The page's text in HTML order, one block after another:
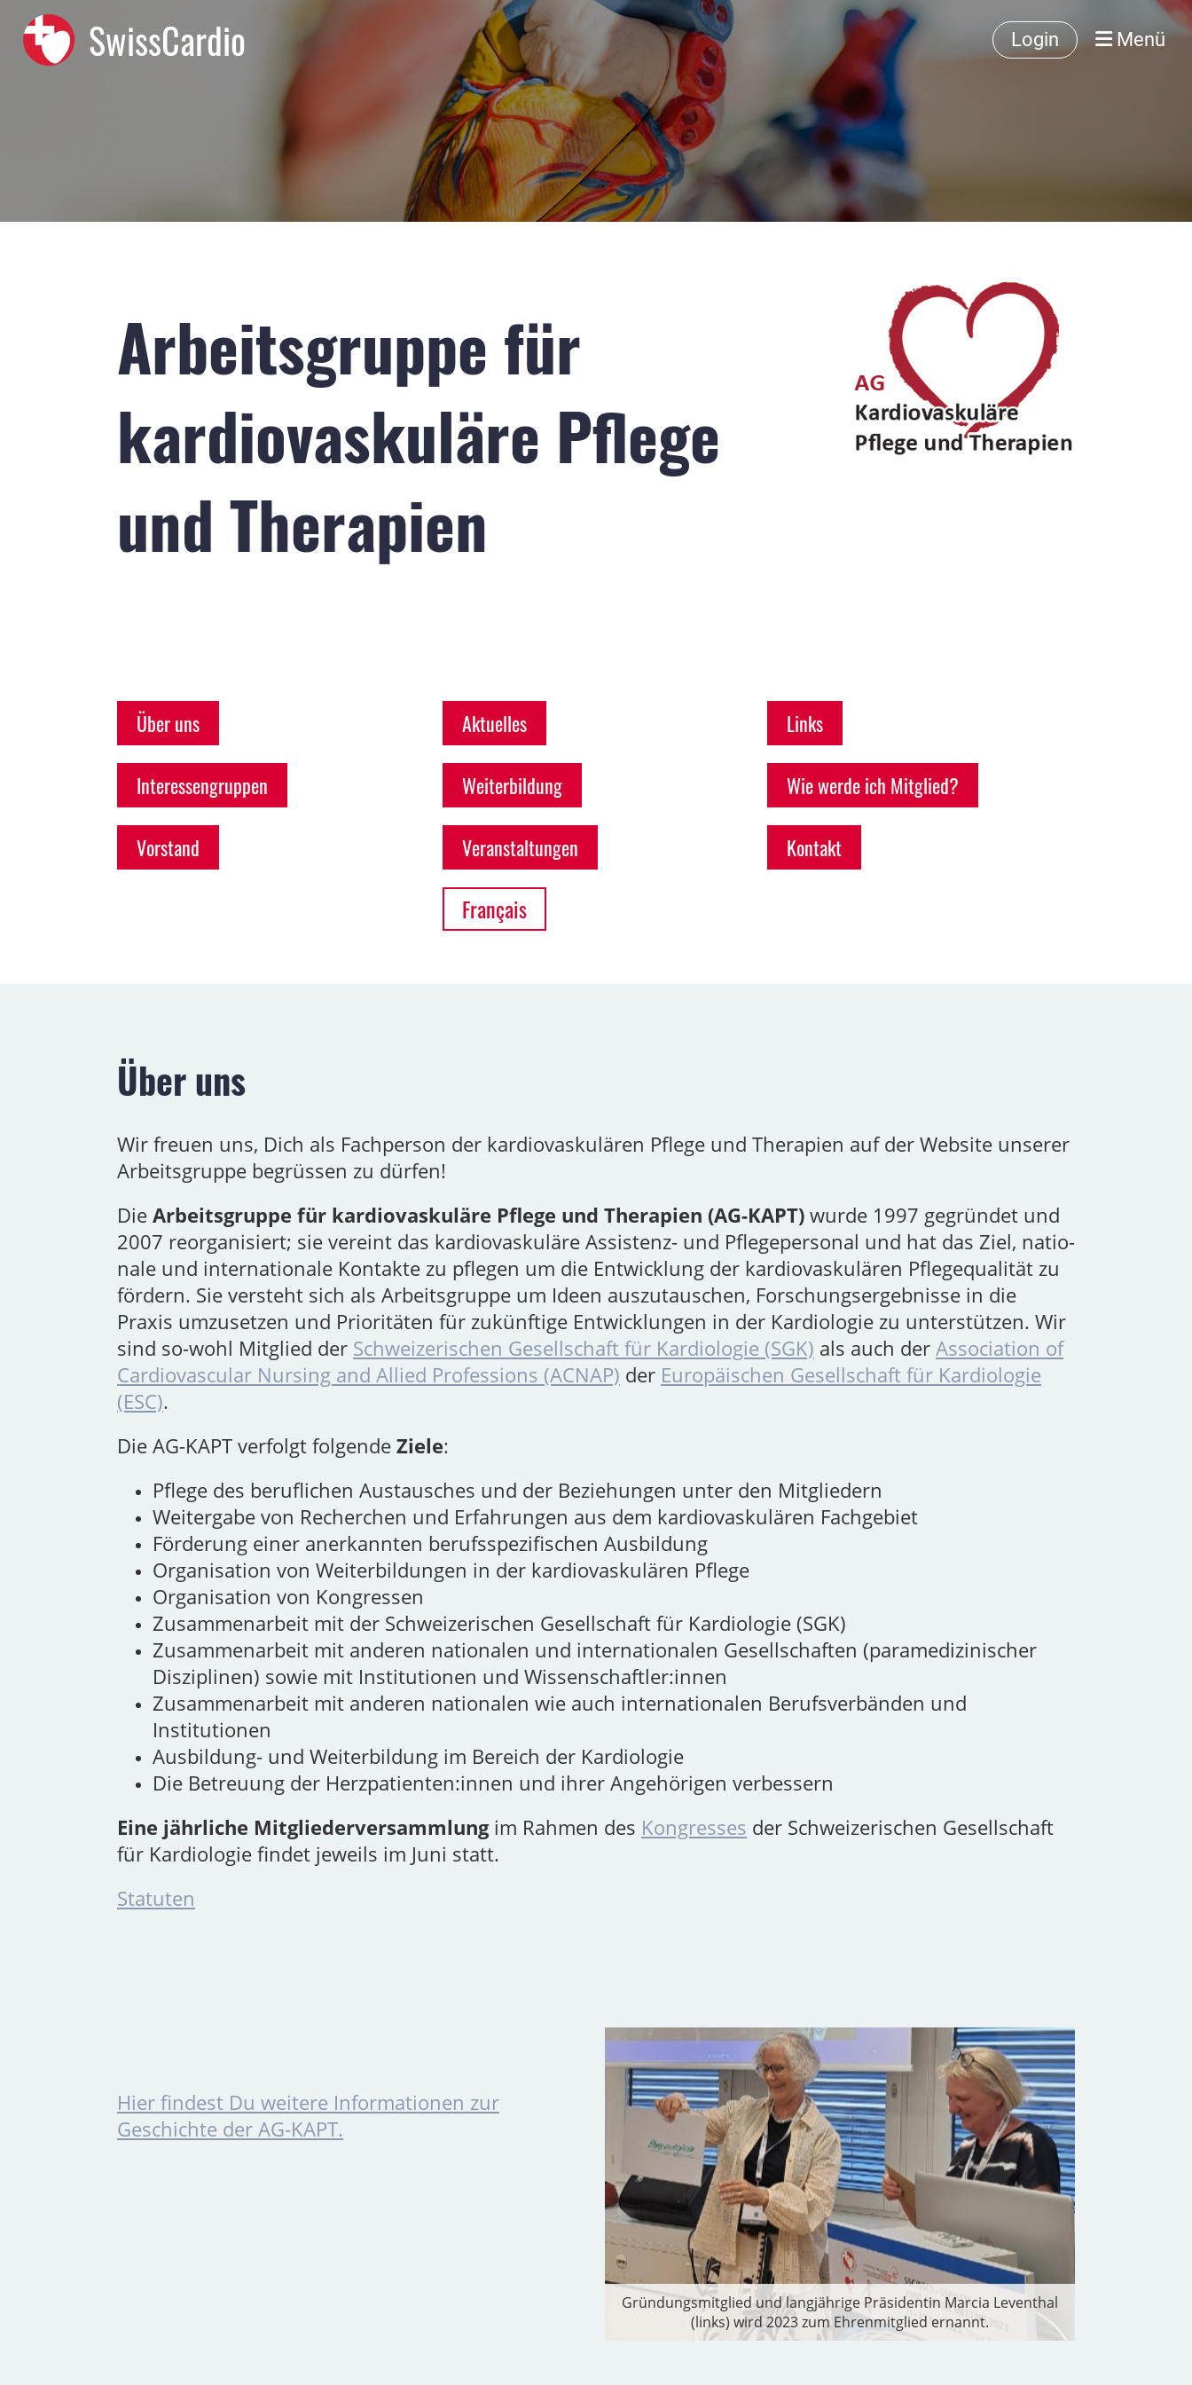
SwissCardio Login Menü
Arbeitsgruppe für
kardiovaskuläre Pflege
und Therapien
Über uns
Interessengruppen
Vorstand
Aktuelles
Weiterbildung
Veranstaltungen
Français
Links
Wie werde ich Mitglied?
Kontakt
Über uns
Wir freuen uns, Dich als Fachperson der kardiovaskulären Pflege und Therapien auf der Website unserer
Arbeitsgruppe begrüssen zu dürfen!
Die Arbeitsgruppe für kardiovaskuläre Pflege und Therapien (AG-KAPT) wurde 1997 gegründet und
2007 reorganisiert; sie vereint das kardiovaskuläre Assistenz- und Pflegepersonal und hat das Ziel, natio-
nale und internationale Kontakte zu pflegen um die Entwicklung der kardiovaskulären Pflegequalität zu
fördern. Sie versteht sich als Arbeitsgruppe um Ideen auszutauschen, Forschungsergebnisse in die
Praxis umzusetzen und Prioritäten für zukünftige Entwicklungen in der Kardiologie zu unterstützen. Wir
sind so-wohl Mitglied der Schweizerischen Gesellschaft für Kardiologie (SGK) als auch der Association of
Cardiovascular Nursing and Allied Professions (ACNAP) der Europäischen Gesellschaft für Kardiologie
(ESC).
Die AG-KAPT verfolgt folgende Ziele:
Pflege des beruflichen Austausches und der Beziehungen unter den Mitgliedern
Weitergabe von Recherchen und Erfahrungen aus dem kardiovaskulären Fachgebiet
Förderung einer anerkannten berufsspezifischen Ausbildung
Organisation von Weiterbildungen in der kardiovaskulären Pflege
Organisation von Kongressen
Zusammenarbeit mit der Schweizerischen Gesellschaft für Kardiologie (SGK)
Zusammenarbeit mit anderen nationalen und internationalen Gesellschaften (paramedizinischer
Disziplinen) sowie mit Institutionen und Wissenschaftler:innen
Zusammenarbeit mit anderen nationalen wie auch internationalen Berufsverbänden und
Institutionen
Ausbildung- und Weiterbildung im Bereich der Kardiologie
Die Betreuung der Herzpatienten:innen und ihrer Angehörigen verbessern
Eine jährliche Mitgliederversammlungim Rahmen des Kongresses der Schweizerischen Gesellschaft
für Kardiologie findet jeweils im Juni statt.
Statuten
Hier findest Du weitere Informationen zur
Geschichte der AG-KAPT.
Gründungsmitglied und langjährige Präsidentin Marcia Leventhal
(links) wird 2023 zum Ehrenmitglied ernannt.